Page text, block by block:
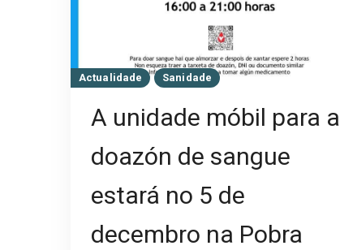
Actualidade Sanidade
A unidade móbil para a
doazón de sangue
estará no 5 de
decembro na Pobra